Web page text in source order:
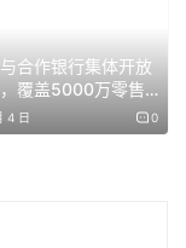
制定。
与交易进行后台
理财与 OTC 业
合作银行集体开放
覆盖5000万零售
4 日 0